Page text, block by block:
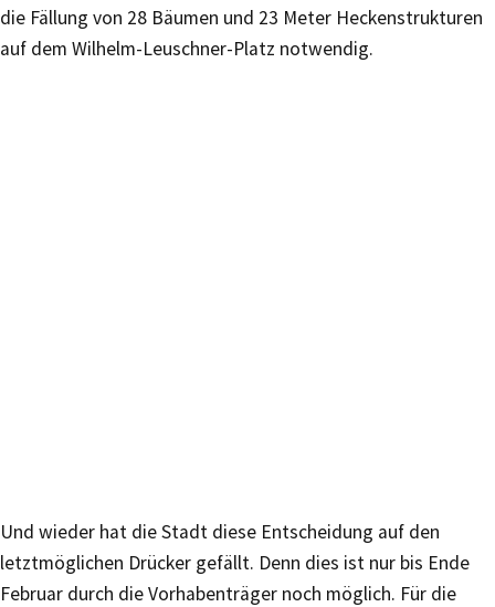
die Fällung von 28 Bäumen und 23 Meter Heckenstrukturen
auf dem Wilhelm-Leuschner-Platz notwendig.
Und wieder hat die Stadt diese Entscheidung auf den
letztmöglichen Drücker gefällt. Denn dies ist nur bis Ende
Februar durch die Vorhabenträger noch möglich. Für die